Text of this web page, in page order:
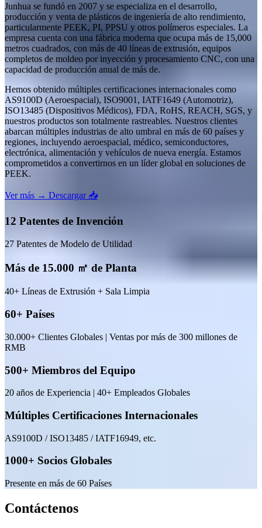
Junhua se fundó en 2007 y se especializa en el desarrollo,
producción y venta de plásticos de ingeniería de alto rendimiento,
particularmente PEEK, PI, PPSU y otros polímeros especiales. La
empresa cuenta con una fábrica moderna que ocupa más de 15,000
metros cuadrados, con más de 40 líneas de extrusión, equipos
completos de moldeo por inyección y procesamiento CNC, con una
capacidad de producción anual de más de.
Hemos obtenido múltiples certificaciones internacionales como
AS9100D (Aeroespacial), ISO9001, IATF1649 (Automotriz),
ISO13485 (Dispositivos Médicos), FDA, RoHS, REACH, SGS, y
nuestros productos son totalmente rastreables. Nuestros clientes
abarcan múltiples industrias de alto umbral en más de 60 países y
regiones, incluyendo aeroespacial, médico, semiconductores,
electrónica, alimentación y vehículos de nueva energía. Estamos
comprometidos a convertirnos en un líder global en soluciones de
PEEK.
Ver más → Descargar 📥
12 Patentes de Invención
27 Patentes de Modelo de Utilidad
Más de 15.000 ㎡ de Planta
40+ Líneas de Extrusión + Sala Limpia
60+ Países
30.000+ Clientes Globales | Ventas por más de 300 millones de
RMB
500+ Miembros del Equipo
20 años de Experiencia | 40+ Empleados Globales
Múltiples Certificaciones Internacionales
AS9100D / ISO13485 / IATF16949, etc.
1000+ Socios Globales
Presente en más de 60 Países
Contáctenos